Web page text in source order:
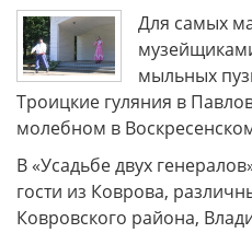
Для самых
мыльных
Троицкие гуляния в
молебном в
В «Усадьбе двух
гости из Коврова,
Ковровского района,